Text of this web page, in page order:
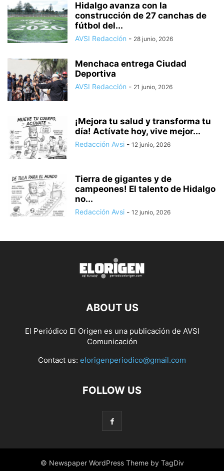
Hidalgo avanza con la
construcción de 27 canchas de
fútbol del...
AVSI Redacción - 28 junio, 2026
Menchaca entrega Ciudad
Deportiva
AVSI Redacción - 21 junio, 2026
¡Mejora tu salud y transforma tu
día! Actívate hoy, vive mejor...
Redacción Avsi - 12 junio, 2026
Tierra de gigantes y de
campeones! El talento de Hidalgo
no...
Redacción Avsi - 12 junio, 2026
ABOUT US
El Periódico El Origen es una publicación de AVSI
Comunicación
Contact us: elorigenperiodico@gmail.com
FOLLOW US
© Newspaper WordPress Theme by TagDiv